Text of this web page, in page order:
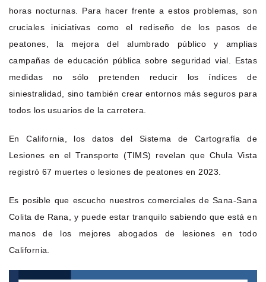
horas nocturnas. Para hacer frente a estos problemas, son
cruciales iniciativas como el rediseño de los pasos de
peatones, la mejora del alumbrado público y amplias
campañas de educación pública sobre seguridad vial. Estas
medidas no sólo pretenden reducir los índices de
siniestralidad, sino también crear entornos más seguros para
todos los usuarios de la carretera.
En California, los datos del Sistema de Cartografía de
Lesiones en el Transporte (TIMS) revelan que Chula Vista
registró 67 muertes o lesiones de peatones en 2023.
Es posible que escucho nuestros comerciales de Sana-Sana
Colita de Rana, y puede estar tranquilo sabiendo que está en
manos de los mejores abogados de lesiones en todo
California.